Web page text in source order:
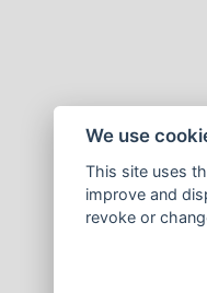
We use
This site uses
improve and
revoke or